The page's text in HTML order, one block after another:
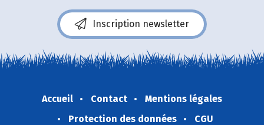
Inscription newsletter
Accueil Contact
Mentions légales
Protection des données
CGU